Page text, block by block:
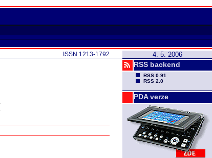
4. 5. 2006
RSS backend
RSS 0.91
RSS 2.0
PDA verze
ISSN 1213-1792